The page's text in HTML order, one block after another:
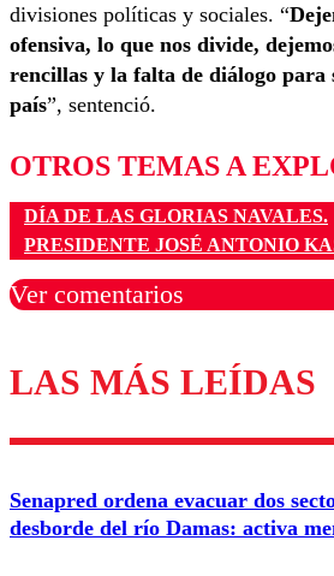
divisiones políticas y sociales. “
ofensiva, lo que nos divide,
rencillas y la falta de diálogo para
país”, sentenció.
OTROS TEMAS A
DÍA DE LAS GLORIAS NAVALES.
PRESIDENTE JOSÉ ANTONIO
Ver comentarios
Los comentarios son moderados
diálogo respetuoso.
Nombre
Correo
LAS MÁS LEÍDAS
Senapred ordena evacuar dos
desborde del río Damas: activa